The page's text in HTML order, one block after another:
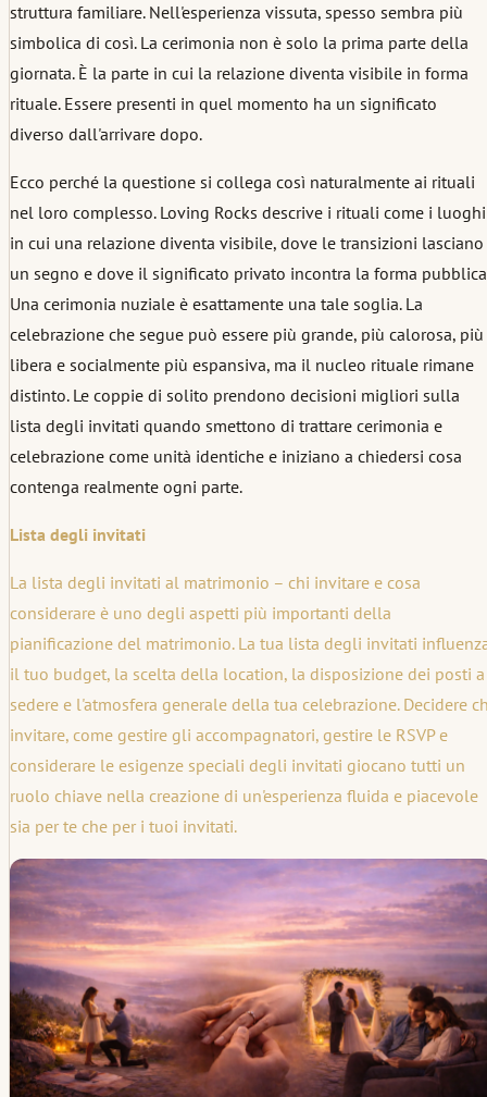
struttura familiare. Nell'esperienza vissuta, spesso sembra più
simbolica di così. La cerimonia non è solo la prima parte della
giornata. È la parte in cui la relazione diventa visibile in forma
rituale. Essere presenti in quel momento ha un significato
diverso dall'arrivare dopo.
Ecco perché la questione si collega così naturalmente ai rituali
nel loro complesso. Loving Rocks descrive i rituali come i luoghi
in cui una relazione diventa visibile, dove le transizioni lasciano
un segno e dove il significato privato incontra la forma
Una cerimonia nuziale è esattamente una tale soglia. La
celebrazione che segue può essere più grande, più calorosa, più
libera e socialmente più espansiva, ma il nucleo rituale rimane
distinto. Le coppie di solito prendono decisioni migliori sulla
lista degli invitati quando smettono di trattare cerimonia e
celebrazione come unità identiche e iniziano a chiedersi cosa
contenga realmente ogni parte.
Lista degli invitati
La lista degli invitati al matrimonio – chi invitare e cosa
considerare è uno degli aspetti più importanti della
pianificazione del matrimonio. La tua lista degli invitati
il tuo budget, la scelta della location, la disposizione dei posti a
sedere e l'atmosfera generale della tua celebrazione. Decidere
invitare, come gestire gli accompagnatori, gestire le RSVP e
considerare le esigenze speciali degli invitati giocano tutti un
ruolo chiave nella creazione di un'esperienza fluida e piacevole
sia per te che per i tuoi invitati.